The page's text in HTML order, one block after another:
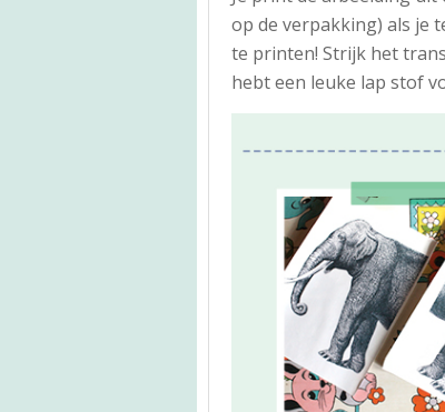
op de verpakking) als je
te printen! Strijk het
hebt een leuke lap stof